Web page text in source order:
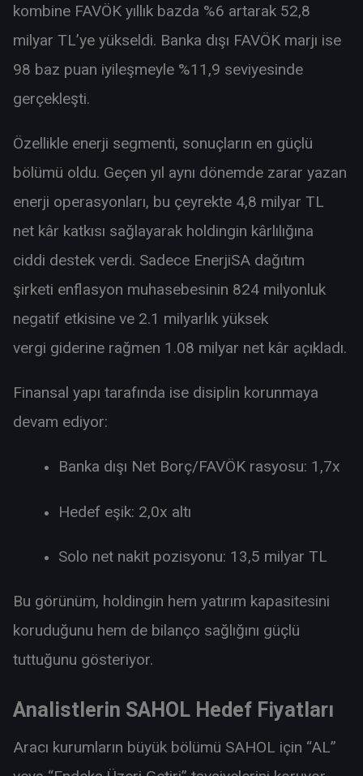
kombine FAVÖK yıllık bazda %6 artarak 52,8
milyar TL’ye yükseldi. Banka dışı FAVÖK marjı ise
98 baz puan iyileşmeyle %11,9 seviyesinde
gerçekleşti.
Özellikle enerji segmenti, sonuçların en güçlü
bölümü oldu. Geçen yıl aynı dönemde zarar yazan
enerji operasyonları, bu çeyrekte 4,8 milyar TL
net kâr katkısı sağlayarak holdingin kârlılığına
ciddi destek verdi. Sadece EnerjiSA dağıtım
şirketi enflasyon muhasebesinin 824 milyonluk
negatif etkisine ve 2.1 milyarlık yüksek
vergi giderine rağmen 1.08 milyar net kâr açıkladı.
Finansal yapı tarafında ise disiplin korunmaya
devam ediyor:
Banka dışı Net Borç/FAVÖK rasyosu: 1,7x
Hedef eşik: 2,0x altı
Solo net nakit pozisyonu: 13,5 milyar TL
Bu görünüm, holdingin hem yatırım kapasitesini
koruduğunu hem de bilanço sağlığını güçlü
tuttuğunu gösteriyor.
Analistlerin SAHOL Hedef Fiyatları
Aracı kurumların büyük bölümü SAHOL için “AL”